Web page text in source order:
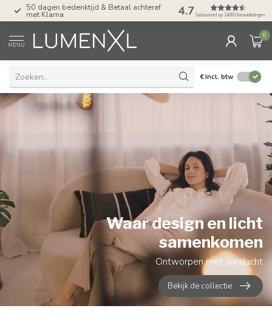
Tel: ma-do tot 23.00, vr tot 21.00, za tot
17.00 uur 4.7 Gebaseerd op 24393 beoordelingen
MENU
0
€Incl. btw
Waar design en licht
samenkomen
Ontworpen met aandacht
Bekijk de collectie